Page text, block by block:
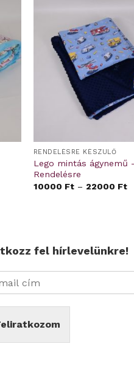
RENDELÉSRE KÉSZÜLŐ
Lego mintás ágynemű
Rendelésre
10000 Ft– 22000 Ft
fel hírlevelünkre!